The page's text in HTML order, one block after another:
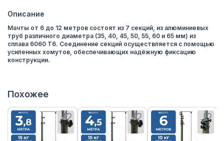
Описание
Мачты от 6 до 12 метров состоят из 7 секций, из алюминиевых
труб различного диаметра (35, 40, 45, 50, 55, 60 и 65 мм) из
сплава 6060 Т6. Соединение секций осуществляется с помощью
усиленных хомутов, обеспечивающих надёжную фиксацию
конструкции.
Похожее